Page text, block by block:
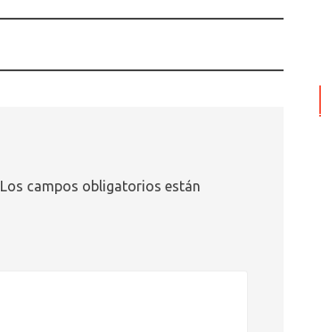
Los campos obligatorios están